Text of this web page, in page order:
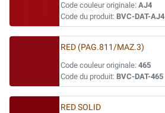
Code couleur originale: AJ4
Code du produit: BVC-DAT-AJ4
RED (PAG.811/MAZ.3)
Code couleur originale: 465
Code du produit: BVC-DAT-465
RED SOLID